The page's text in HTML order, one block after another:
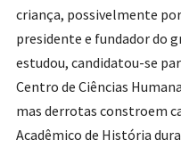
criança, possivelmente
presidente e fundador do
estudou, candidatou-se
Centro de Ciências
mas derrotas constroem
Acadêmico de História